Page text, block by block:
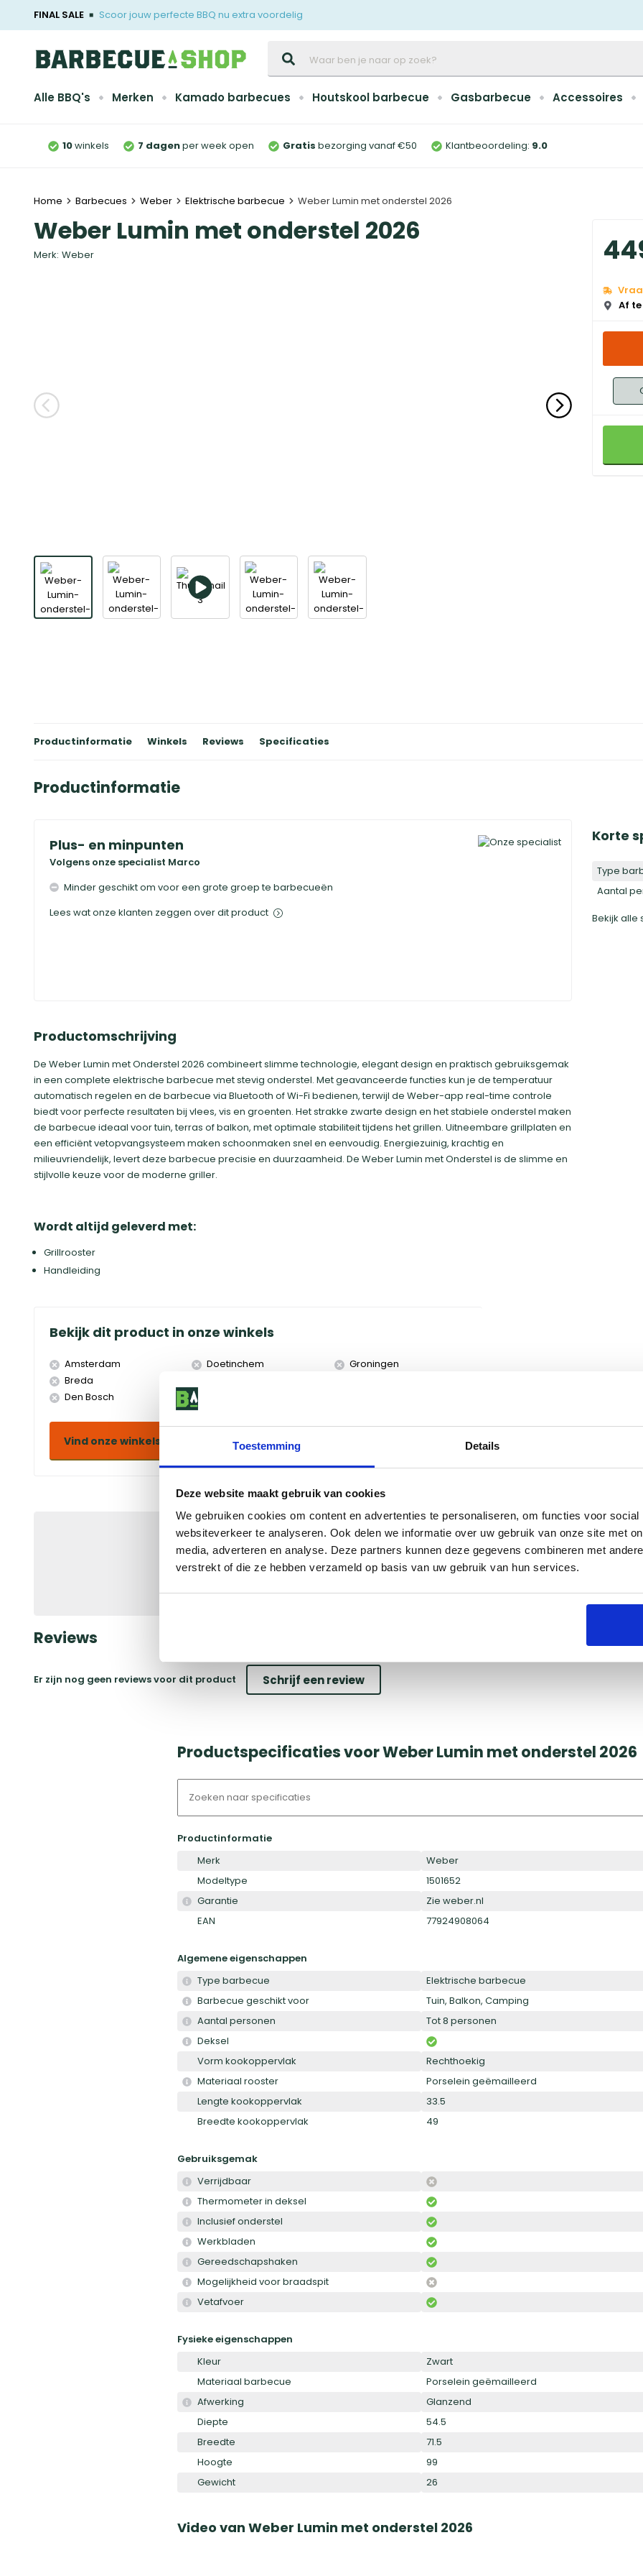
Toestemming Details
Deze website maakt gebruik van cookies
We gebruiken cookies om content en advertenties te personaliseren, om functies voor
websiteverkeer te analyseren. Ook delen we informatie over uw gebruik van onze site met
media, adverteren en analyse. Deze partners kunnen deze gegevens combineren met
verstrekt of die ze hebben verzameld op basis van uw gebruik van hun services.
FINAL SALE Scoor jouw perfecte BBQ nu extra voordelig
Alle BBQ's Merken Kamado barbecues Houtskool barbecue Gasbarbecue Accessoires
10winkels 7 dagenper week open Gratis bezorging vanaf €50 Klantbeoordeling: 9.0
Home Barbecues Weber Elektrische barbecue Weber Lumin met onderstel 2026
Weber Lumin met onderstel 2026
Merk: Weber
Af
Productinformatie Winkels Reviews Specificaties
Productinformatie
Plus- en minpunten
Volgens onze specialist Marco
Minder geschikt om voor een grote groep te barbecueën
Lees wat onze klanten zeggen over dit product
Productomschrijving
De Weber Lumin met Onderstel 2026 combineert slimme technologie, elegant design en praktisch gebruiksgemak
in een complete elektrische barbecue met stevig onderstel. Met geavanceerde functies kun je de temperatuur
automatisch regelen en de barbecue via Bluetooth of Wi-Fi bedienen, terwijl de Weber-app real-time controle
biedt voor perfecte resultaten bij vlees, vis en groenten. Het strakke zwarte design en het stabiele onderstel maken
de barbecue ideaal voor tuin, terras of balkon, met optimale stabiliteit tijdens het grillen. Uitneembare grillplaten en
een efficiënt vetopvangsysteem maken schoonmaken snel en eenvoudig. Energiezuinig, krachtig en
milieuvriendelijk, levert deze barbecue precisie en duurzaamheid. De Weber Lumin met Onderstel is de slimme en
stijlvolle keuze voor de moderne griller.
Wordt altijd geleverd met:
Grillrooster
Handleiding
Korte
Type
Aantal
Bekijk alle
Bekijk dit product in onze winkels
Amsterdam
Breda
Den Bosch
Doetinchem
Groningen
Vind onze winkels
Ontvanggegarandeerd kortingop dit product. Vraag
naar jouw persoonlijke deal en ontvang een mooie
korting!
Reviews
Er zijn nog geen reviews voor dit product Schrijf een review
Productspecificaties voor Weber Lumin met onderstel 2026
Productinformatie
Merk
Weber
Modeltype
1501652
Garantie
Zie weber.nl
EAN
77924908064
Algemene eigenschappen
Type barbecue
Elektrische barbecue
Barbecue geschikt voor
Tuin, Balkon, Camping
Aantal personen
Tot 8 personen
Deksel
Vorm kookoppervlak
Rechthoekig
Materiaal rooster
Porselein geëmailleerd
Lengte kookoppervlak
33.5
Breedte kookoppervlak
49
Gebruiksgemak
Verrijdbaar
Thermometer in deksel
Inclusief onderstel
Werkbladen
Gereedschapshaken
Mogelijkheid voor braadspit
Vetafvoer
Fysieke eigenschappen
Kleur
Zwart
Materiaal barbecue
Porselein geëmailleerd
Afwerking
Glanzend
Diepte
54.5
Breedte
71.5
Hoogte
99
Gewicht
26
Video van Weber Lumin met onderstel 2026